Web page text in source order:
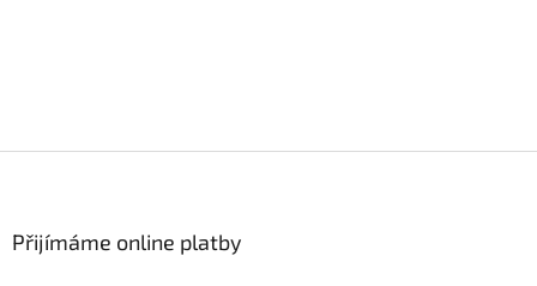
Přijímáme online platby